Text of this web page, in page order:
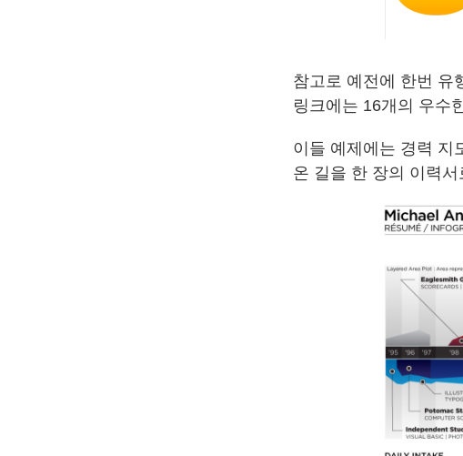
참고로 예전에 한번 유
링크에는 16개의 우수
이들 예제에는 경력 지
온 길을 한 장의 이력